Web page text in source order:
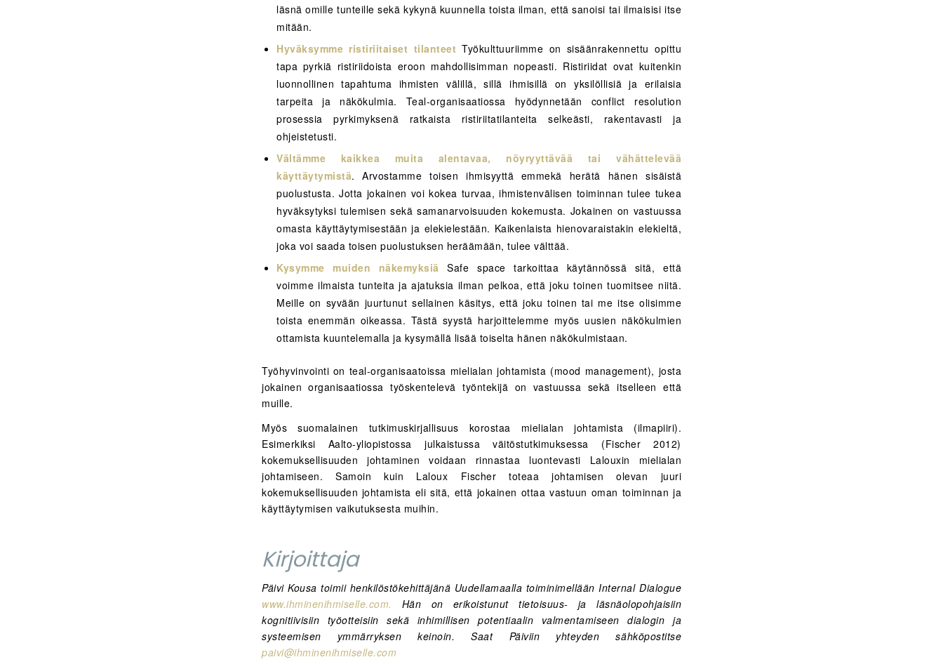
läsnä omille tunteille sekä kykynä kuunnella toista ilman, että sanoisi tai ilmaisisi itse
mitään.
Hyväksymme ristiriitaiset tilanteetTyökulttuuriimme on sisäänrakennettu opittu
tapa pyrkiä ristiriidoista eroon mahdollisimman nopeasti. Ristiriidat ovat kuitenkin
luonnollinen tapahtuma ihmisten välillä, sillä ihmisillä on yksilöllisiä ja erilaisia
tarpeita ja näkökulmia. Teal-organisaatiossa hyödynnetään conflict resolution
prosessia pyrkimyksenä ratkaista ristiriitatilanteita selkeästi, rakentavasti ja
ohjeistetusti.
Vältämme kaikkea muita alentavaa, nöyryyttävää tai vähättelevää
käyttäytymistä.Arvostamme toisen ihmisyyttä emmekä herätä hänen sisäistä
puolustusta. Jotta jokainen voi kokea turvaa, ihmistenvälisen toiminnan tulee tukea
hyväksytyksi tulemisen sekä samanarvoisuuden kokemusta. Jokainen on vastuussa
omasta käyttäytymisestään ja elekielestään. Kaikenlaista hienovaraistakin elekieltä,
joka voi saada toisen puolustuksen heräämään, tulee välttää.
Kysymme muiden näkemyksiä Safe space tarkoittaa käytännössä sitä, että
voimme ilmaista tunteita ja ajatuksia ilman pelkoa, että joku toinen tuomitsee niitä.
Meille on syvään juurtunut sellainen käsitys, että joku toinen tai me itse olisimme
toista enemmän oikeassa. Tästä syystä harjoittelemme myös uusien näkökulmien
ottamista kuuntelemalla ja kysymällä lisää toiselta hänen näkökulmistaan.
Työhyvinvointi on teal-organisaatoissa mielialan johtamista (mood management), josta
jokainen organisaatiossa työskentelevä työntekijä on vastuussa sekä itselleen että
muille.
Myös suomalainen tutkimuskirjallisuus korostaa mielialan johtamista (ilmapiiri).
Esimerkiksi Aalto-yliopistossa julkaistussa väitöstutkimuksessa (Fischer 2012)
kokemuksellisuuden johtaminen voidaan rinnastaa luontevasti Lalouxin mielialan
johtamiseen. Samoin kuin Laloux Fischer toteaa johtamisen olevan juuri
kokemuksellisuuden johtamista eli sitä, että jokainen ottaa vastuun oman toiminnan ja
käyttäytymisen vaikutuksesta muihin.
Kirjoittaja
Päivi Kousa toimii henkilöstökehittäjänä Uudellamaalla toiminimellään Internal Dialogue
www.ihminenihmiselle.com. Hän on erikoistunut tietoisuus- ja läsnäolopohjaisiin
kognitiivisiin työotteisiin sekä inhimillisen potentiaalin valmentamiseen dialogin ja
systeemisen ymmärryksen keinoin. Saat Päiviin yhteyden sähköpostitse
paivi@ihminenihmiselle.com